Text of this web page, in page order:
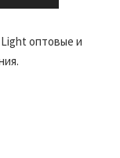
оптовые и